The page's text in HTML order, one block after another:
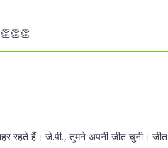
रहते हैं। जे.पी., तुमने अपनी जीत चुनी। जीत